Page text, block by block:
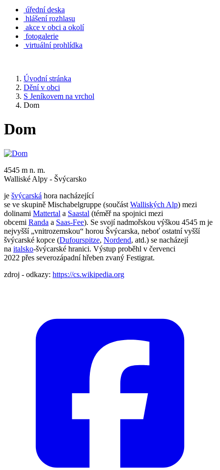
úřední deska
hlášení rozhlasu
akce v obci a okolí
fotogalerie
virtuální prohlídka
Úvodní stránka
Dění v obci
S Jeníkovem na vrchol
Dom
Dom
4545 m n. m.
Walliské Alpy - Švýcarsko
je švýcarská hora nacházející
se ve skupině Mischabelgruppe (součást Walliských Alp) mezi
dolinami Mattertal a Saastal (téměř na spojnici mezi
obcemi Randa a Saas-Fee). Se svojí nadmořskou výškou 4545 m je
nejvyšší „vnitrozemskou“ horou Švýcarska, neboť ostatní vyšší
švýcarské kopce (Dufourspitze, Nordend, atd.) se nacházejí
na italsko-švýcarské hranici. Výstup proběhl v červenci
2022 přes severozápadní hřeben zvaný Festigrat.
zdroj - odkazy: https://cs.wikipedia.org